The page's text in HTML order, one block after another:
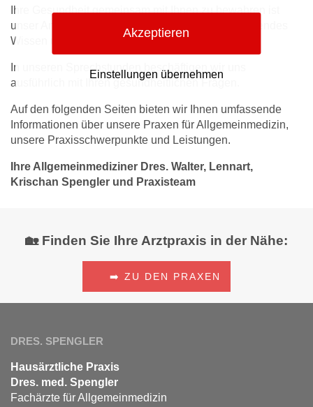
Ihre Gesundheit gemeinsam mit Ihnen zu bewahren ist
unser Anliegen und dafür setzen wir unser umfassendes
Wissen und unsere Erfahrung ein.
In unseren Sprechstunden beschäftigen wir uns
ausführlich mit Ihren gesundheitlichen Fragen.
Auf den folgenden Seiten bieten wir Ihnen umfassende
Informationen über unsere Praxen für Allgemeinmedizin,
unsere Praxisschwerpunkte und Leistungen.
Ihre Allgemeinmediziner Dres. Walter, Lennart,
Krischan Spengler und Praxisteam
🏡 Finden Sie Ihre Arztpraxis in der Nähe:
➡️ ZU DEN PRAXEN
DRES. SPENGLER
Hausärztliche Praxis
Dres. med. Spengler
Fachärzte für Allgemeinmedizin
Akzeptieren
Einstellungen übernehmen